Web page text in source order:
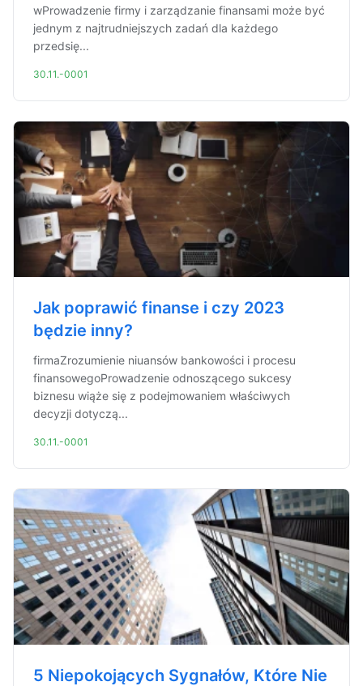
wProwadzenie firmy i zarządzanie finansami może być
jednym z najtrudniejszych zadań dla każdego
przedsię...
30.11.-0001
Jak poprawić finanse i czy 2023
będzie inny?
firmaZrozumienie niuansów bankowości i procesu
finansowegoProwadzenie odnoszącego sukcesy
biznesu wiąże się z podejmowaniem właściwych
decyzji dotyczą...
30.11.-0001
5 Niepokojących Sygnałów, Które Nie